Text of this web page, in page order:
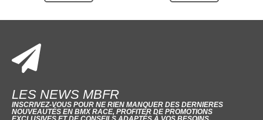
LES NEWS MBFR
INSCRIVEZ-VOUS POUR NE RIEN MANQUER DES DERNIERES
NOUVEAUTÉS EN BMX RACE, PROFITER DE PROMOTIONS